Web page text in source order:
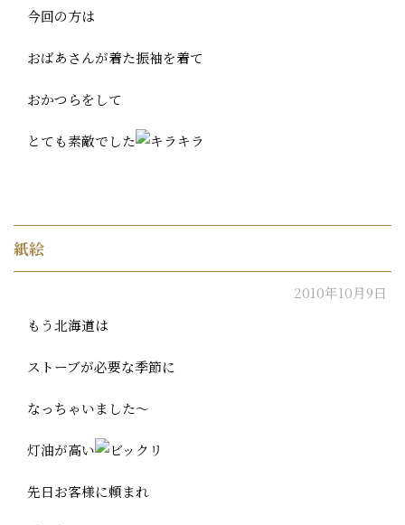
今回の方は
おばあさんが着た振袖を着て
おかつらをして
とても素敵でした
紙絵
2010年10月9日
もう北海道は
ストーブが必要な季節に
なっちゃいました～
灯油が高い
先日お客様に頼まれ